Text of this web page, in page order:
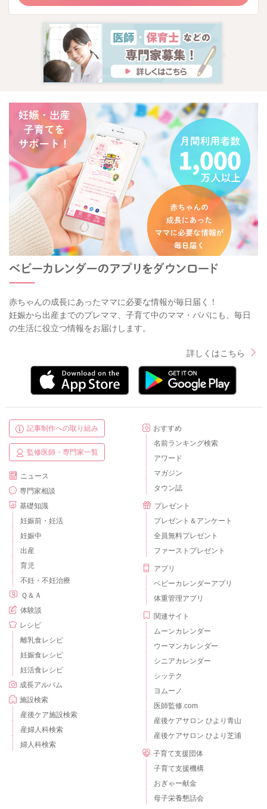
赤ちゃんの成長にあったママに必要な情報が毎日届く！
妊娠から出産までのプレママ、子育て中のママ・パパにも、毎日
の生活に役立つ情報をお届けします。
詳しくはこちら
記事制作への取り組み
監修医師・専門家一覧
ニュース
専門家相談
基礎知識
妊娠前・妊活
妊娠中
出産
育児
不妊・不妊治療
Ｑ＆Ａ
体験談
レシピ
離乳食レシピ
妊娠食レシピ
妊活食レシピ
成長アルバム
施設検索
産後ケア施設検索
産婦人科検索
婦人科検索
おすすめ
名前ランキング検索
アワード
マガジン
タウン誌
プレゼント
プレゼント＆アンケート
全員無料プレゼント
ファーストプレゼント
アプリ
ベビーカレンダーアプリ
体重管理アプリ
関連サイト
ムーンカレンダー
ウーマンカレンダー
シニアカレンダー
シッテク
ヨムーノ
医師監修.com
産後ケアサロン ひより青山
産後ケアサロン ひより芝浦
子育て支援団体
子育て支援機構
おぎゃー献金
母子栄養懇話会